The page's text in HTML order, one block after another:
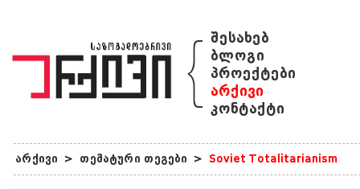
{ შესახებ
ბლოგი
პროექტები
არქივი
კონტაქტი
არქივი > თემატური თეგები > Soviet Totalitarianism